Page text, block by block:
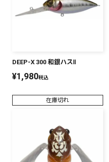
DEEP-X 300 和銀ハスⅡ
¥1,980税込
在庫切れ